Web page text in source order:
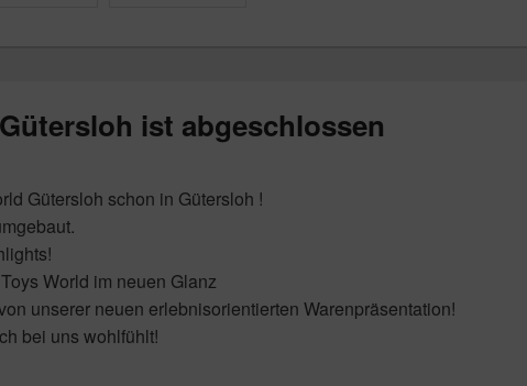
ist abgeschlossen
Gütersloh schon in Gütersloh !
World im neuen Glanz
unserer neuen erlebnisorientierten Warenpräsentation!
bei uns wohlfühlt!